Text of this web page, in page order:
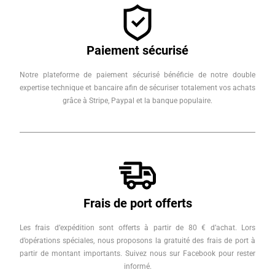
Paiement sécurisé
Notre plateforme de paiement sécurisé bénéficie de notre double
expertise technique et bancaire afin de sécuriser totalement vos achats
grâce à Stripe, Paypal et la banque populaire.
Frais de port offerts
Les frais d’expédition sont offerts à partir de 80 € d’achat. Lors
d’opérations spéciales, nous proposons la gratuité des frais de port à
partir de montant importants. Suivez nous sur Facebook pour rester
informé.